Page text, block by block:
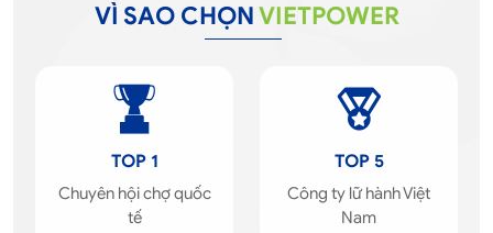
VÌ SAO CHỌNVIETPOWER
TOP 1
Chuyên hội chợ quốc
tế
TOP 5
Công ty lữ hành Việt
Nam